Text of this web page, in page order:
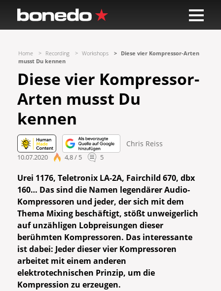
Home Recording Workshops
Diese vier Kompressor-Arten
musst Du kennen
Diese vier Kompressor-
Arten musst Du
kennen
Chris Reiss
10.07.2020 4,8 / 5 5
Urei 1176, Teletronix LA-2A, Fairchild 670, dbx
160… Das sind die Namen legendärer Audio-
Kompressoren und jeder, der sich mit dem
Thema Mixing beschäftigt, stößt unweigerlich
auf unzähligen Lobpreisungen dieser
berühmten Kompressoren. Das interessante
ist dabei: Jeder dieser vier Kompressoren
arbeitet mit einem anderen
elektrotechnischen Prinzip, um die
Kompression zu erzeugen.